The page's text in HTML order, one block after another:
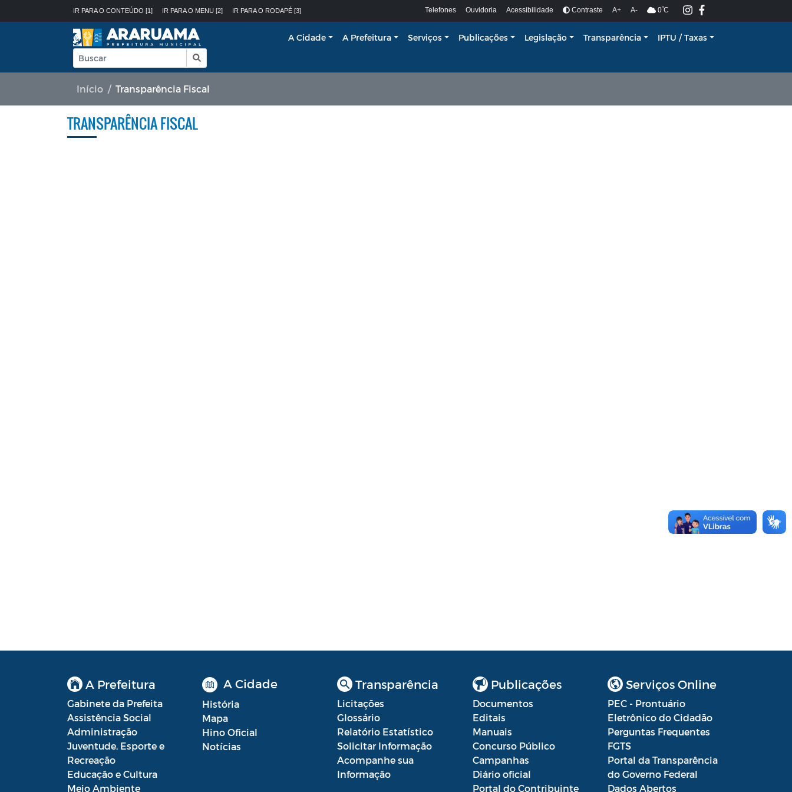
IR PARA O CONTEÚDO [1] IR PARA O MENU [2] IR PARA O RODAPÉ [3] Telefones Ouvidoria Acessibilidade Contraste A+ A- 0ºC
A Cidade A Prefeitura Serviços Publicações Legislação Transparência IPTU / Taxas
Início Transparência Fiscal
TRANSPARÊNCIA FISCAL
A Prefeitura
Gabinete da Prefeita
Assistência Social
Administração
Juventude, Esporte e
Recreação
Educação e Cultura
Meio Ambiente
A Cidade
História
Mapa
Hino Oficial
Notícias
Transparência
Licitações
Glossário
Relatório Estatístico
Solicitar Informação
Acompanhe sua
Informação
Publicações
Documentos
Editais
Manuais
Concurso Público
Campanhas
Diário oficial
Portal do Contribuinte
Serviços Online
PEC - Prontuário
Eletrônico do Cidadão
Perguntas Frequentes
FGTS
Portal da Transparência
do Governo Federal
Dados Abertos